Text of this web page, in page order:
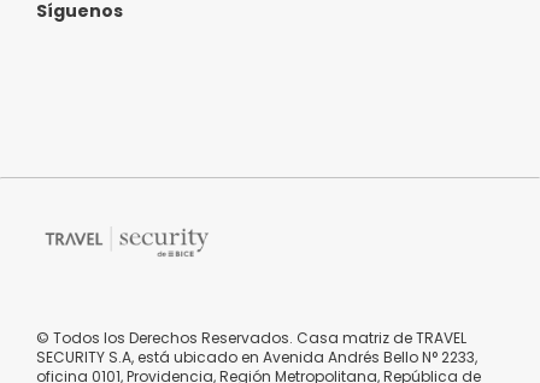
Síguenos
© Todos los Derechos Reservados. Casa matriz de TRAVEL
SECURITY S.A, está ubicado en Avenida Andrés Bello N° 2233,
oficina 0101, Providencia, Región Metropolitana, República de